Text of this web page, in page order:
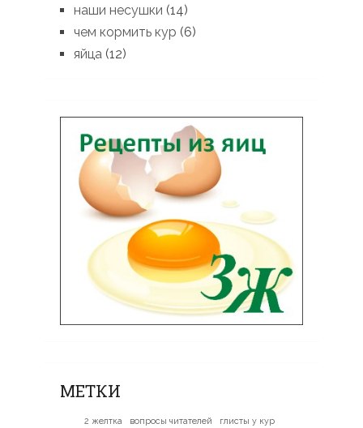
наши несушки (14)
чем кормить кур (6)
яйца(12)
МЕТКИ
2 желтка вопросы читателей глисты у кур